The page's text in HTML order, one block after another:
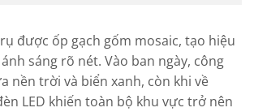
được ốp gạch gốm mosaic, tạo hiệu
sáng rõ nét. Vào ban ngày, công
nền trời và biển xanh, còn khi về
LED khiến toàn bộ khu vực trở nên